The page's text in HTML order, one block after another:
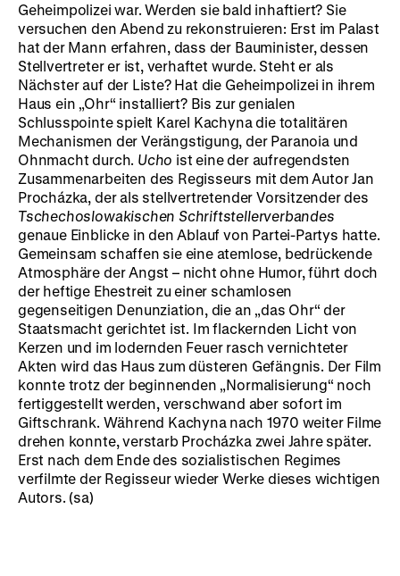
Geheimpolizei war. Werden sie bald inhaftiert? Sie
versuchen den Abend zu rekonstruieren: Erst im Palast
hat der Mann erfahren, dass der Bauminister, dessen
Stellvertreter er ist, verhaftet wurde. Steht er als
Nächster auf der Liste? Hat die Geheimpolizei in ihrem
Haus ein „Ohr“ installiert? Bis zur genialen
Schlusspointe spielt Karel Kachyna die totalitären
Mechanismen der Verängstigung, der Paranoia und
Ohnmacht durch. Ucho ist eine der aufregendsten
Zusammenarbeiten des Regisseurs mit dem Autor Jan
Procházka, der als stellvertretender Vorsitzender des
Tschechoslowakischen Schriftstellerverbandes
genaue Einblicke in den Ablauf von Partei-Partys hatte.
Gemeinsam schaffen sie eine atemlose, bedrückende
Atmosphäre der Angst – nicht ohne Humor, führt doch
der heftige Ehestreit zu einer schamlosen
gegenseitigen Denunziation, die an „das Ohr“ der
Staatsmacht gerichtet ist. Im flackernden Licht von
Kerzen und im lodernden Feuer rasch vernichteter
Akten wird das Haus zum düsteren Gefängnis. Der Film
konnte trotz der beginnenden „Normalisierung“ noch
fertiggestellt werden, verschwand aber sofort im
Giftschrank. Während Kachyna nach 1970 weiter Filme
drehen konnte, verstarb Procházka zwei Jahre später.
Erst nach dem Ende des sozialistischen Regimes
verfilmte der Regisseur wieder Werke dieses wichtigen
Autors. (sa)